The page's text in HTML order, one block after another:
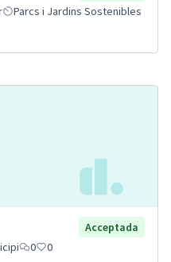
Parcs i Jardins Sostenibles
Acceptada
0 0